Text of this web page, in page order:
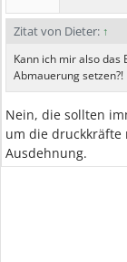
Zitat von Dieter: ↑
Kann ich mir also das
Abmauerung setzen?!
Nein, die sollten
um die
Ausdehnung.